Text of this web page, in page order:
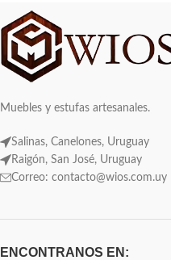
Muebles y estufas artesanales.
Salinas, Canelones, Uruguay
Raigón, San José, Uruguay
Correo: contacto@wios.com.uy
ENCONTRANOS EN: